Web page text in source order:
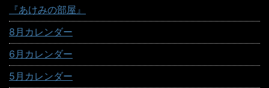
『あけみの部屋』
8月カレンダー
6月カレンダー
5月カレンダー